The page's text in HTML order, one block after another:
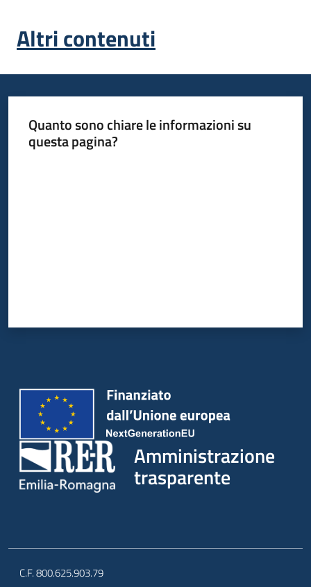
Altri contenuti
Quanto sono chiare le informazioni su
questa pagina?
Amministrazione
trasparente
C.F. 800.625.903.79